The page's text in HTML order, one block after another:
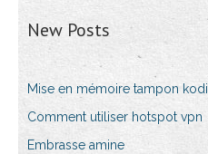
New Posts
Mise en mémoire tampon
Comment utiliser hotspot vpn
Embrasse amine